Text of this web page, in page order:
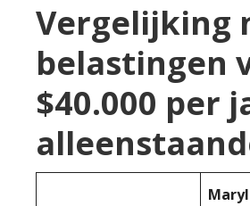
Vergelijking
belastingen
$40.000 per